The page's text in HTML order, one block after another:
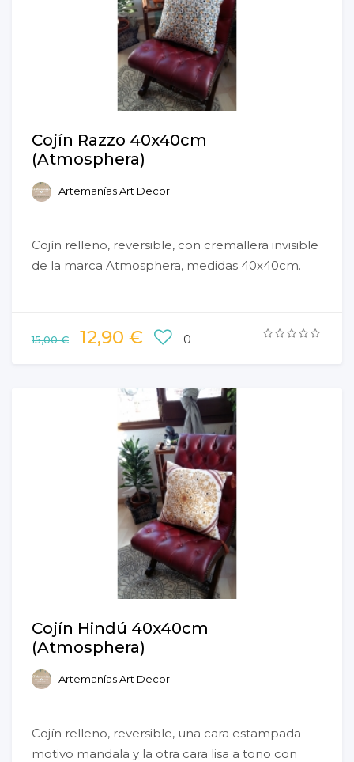
Cojín Razzo 40x40cm
(Atmosphera)
Artemanías Art Decor
Cojín relleno, reversible, con cremallera invisible
de la marca Atmosphera, medidas 40x40cm.
15,00 € 12,90 € 0
Cojín Hindú 40x40cm
(Atmosphera)
Artemanías Art Decor
Cojín relleno, reversible, una cara estampada
motivo mandala y la otra cara lisa a tono con